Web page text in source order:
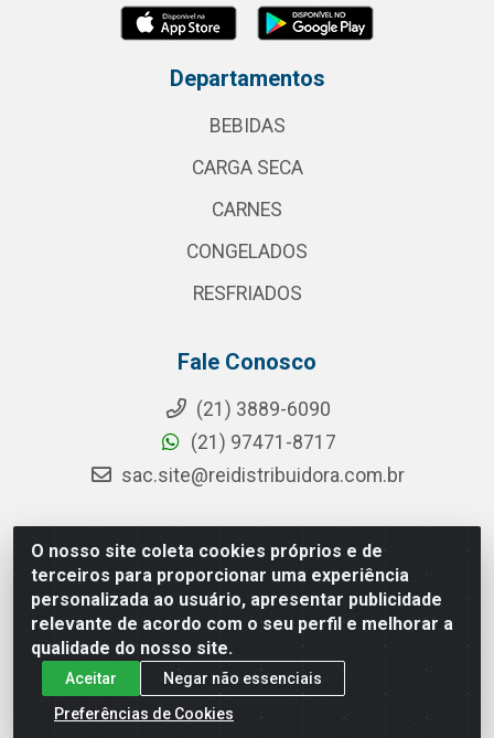
O nosso site coleta cookies próprios e de
terceiros para proporcionar uma experiência
personalizada ao usuário, apresentar publicidade
relevante de acordo com o seu perfil e melhorar a
qualidade do nosso site.
Aceitar
Negar não essenciais
Preferências de Cookies
Departamentos
BEBIDAS
CARGA SECA
CARNES
CONGELADOS
RESFRIADOS
Fale Conosco
(21) 3889-6090
(21) 97471-8717
sac.site@reidistribuidora.com.br
Rei Distribuidora - Rua da Cevada, 115 - Penha Circular,
Rio de Janeiro/RJ - CEP 21.011-080 - CNPJ
11.203.563/0001-01